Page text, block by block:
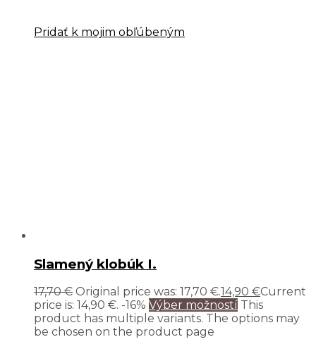
Pridať k mojim obľúbeným
Slamený klobúk I.
17,70€ Original price was: 17,70 €.14,90 €Current
price is: 14,90 €. -16% Výber možností This
product has multiple variants. The options may
be chosen on the product page